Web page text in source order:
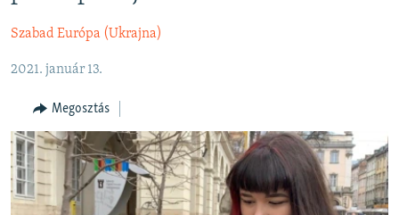
tartalomjegyzékre
ELEMZŐ
NER15
SZABADON
TÁRSADALOM
DEMOKRÁCIA
A PÉNZ NYOMÁBAN
Szabad Európa (Ukrajna)
2021. január 13.
Megosztás
Spotify